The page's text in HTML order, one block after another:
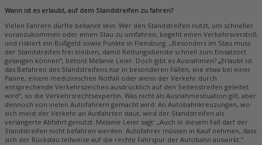
Wann ist es erlaubt, auf dem Standstreifen zu fahren?
Vielen Fahrern dürfte bekannt sein: Wer den Standstreifen nutzt, um schneller
voranzukommen oder einen Stau zu umfahren, begeht einen Verkehrsverstoß
und riskiert ein Bußgeld sowie Punkte in Flensburg. „Besonders im Stau muss
der Standstreifen frei bleiben, damit Rettungsdienste schnell zum Einsatzort
gelangen können“, betont Melanie Leier. Doch gibt es Ausnahmen? „Erlaubt ist
das Befahren des Standstreifens nur in besonderen Fällen, wie etwa bei einer
Panne, einem medizinischen Notfall oder wenn der Verkehr durch
entsprechende Verkehrszeichen ausdrücklich auf den Seitenstreifen geleitet
wird“, so die Verkehrsrechtsexpertin. Was nicht als Ausnahmesituation gilt, aber
dennoch von vielen Autofahrern gemacht wird: An Autobahnkreuzungen, wo
sich meist der Verkehr an Ausfahrten staut, wird der Standstreifen als
verlängerte Abfahrt genutzt. Melanie Leier sagt: „Auch in diesem Fall darf der
Standstreifen nicht befahren werden. Autofahrer müssen in Kauf nehmen, dass
sich der Rückstau teilweise auf die rechte Fahrspur der Autobahn auswirkt.“